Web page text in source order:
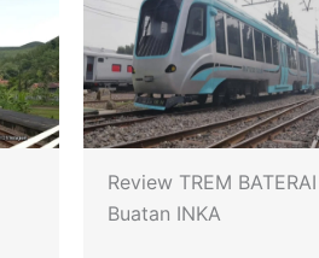
Review TREM BATERAI
Buatan INKA